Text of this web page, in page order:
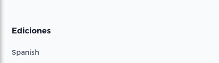
Ediciones
Spanish